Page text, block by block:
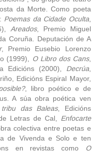
da Morte. Como poeta
Poemas da Cidade Oculta,
Areados, Premio Miguel
Coruña. Deputación de A
, Premio Eusebio Lorenzo
(1999), O Libro dos Cans,
Edicións (2000), Decrúa,
Edicións Espiral Mayor,
, libro poético e de
A súa obra poética ven
das Baleas, Edicións
Letras de Cal, Enfocarte
colectiva entre poetas e
de Vivenda e Solo e ten
en revistas como O